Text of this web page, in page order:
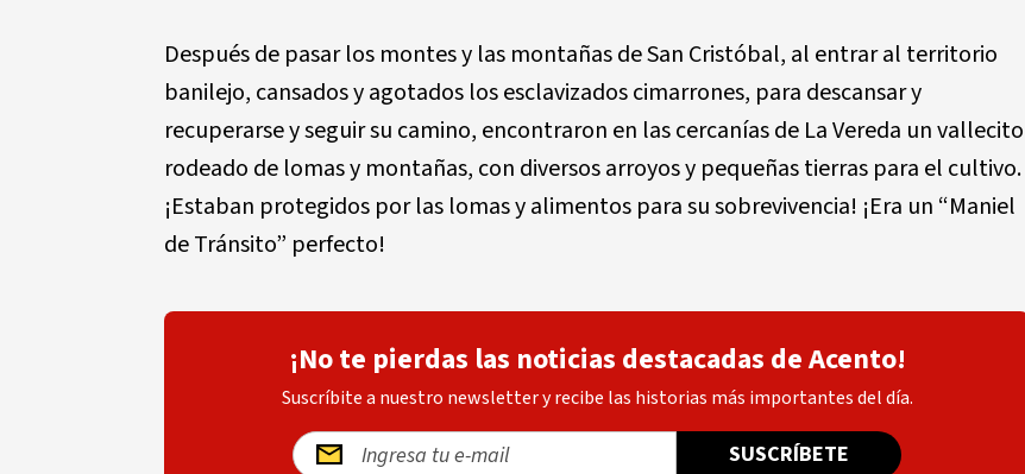
Después de pasar los montes y las montañas de San Cristóbal, al entrar al territorio
banilejo, cansados y agotados los esclavizados cimarrones, para descansar y
recuperarse y seguir su camino, encontraron en las cercanías de La Vereda un vallecito
rodeado de lomas y montañas, con diversos arroyos y pequeñas tierras para el cultivo.
¡Estaban protegidos por las lomas y alimentos para su sobrevivencia! ¡Era un “Maniel
de Tránsito” perfecto!
¡No te pierdas las noticias destacadas de Acento!
Suscríbite a nuestro newsletter y recibe las historias más importantes del día.
SUSCRÍBETE